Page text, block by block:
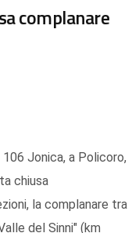
complanare
Jonica, a Policoro,
chiusa
la complanare tra
del Sinni" (km